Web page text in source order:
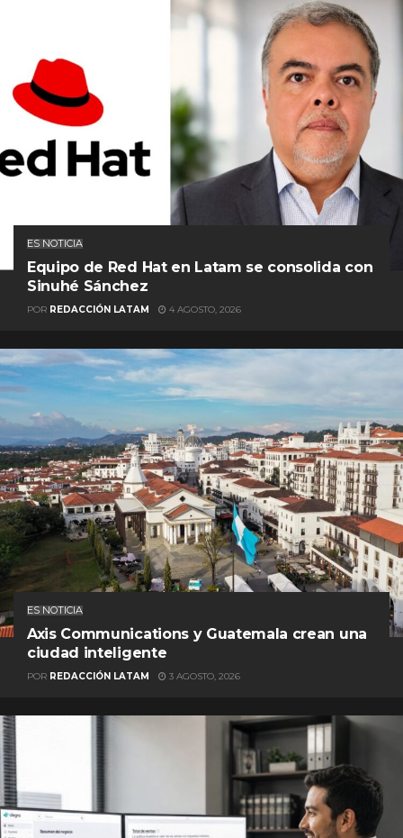
ES NOTICIA
Equipo de Red Hat en Latam se consolida con
Sinuhé Sánchez
POR REDACCIÓN LATAM 4 AGOSTO, 2026
ES NOTICIA
Axis Communications y Guatemala crean una
ciudad inteligente
POR REDACCIÓN LATAM 3 AGOSTO, 2026